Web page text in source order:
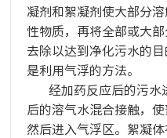
凝剂和絮凝剂使大部分
性物质，再将全部或大部
去除以达到净化污水的
是利用气浮的方法。
经加药反应后的污水
后的溶气水混合接触，
然后进入气浮区。絮凝